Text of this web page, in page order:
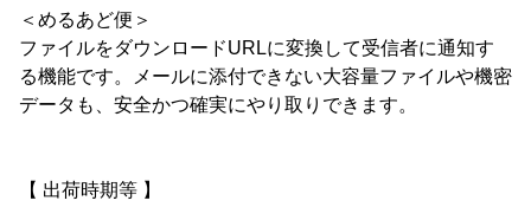
＜めるあど便＞
ファイルをダウンロードURLに変換して受信者に通知す
る機能です。メールに添付できない大容量ファイルや機密
データも、安全かつ確実にやり取りできます。
【 出荷時期等 】